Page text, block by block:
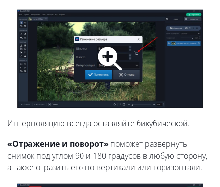
Интерполяцию всегда оставляйте бикубической.
«Отражение и поворот» поможет развернуть
снимок под углом 90 и 180 градусов в любую сторону,
а также отразить его по вертикали или горизонтали.